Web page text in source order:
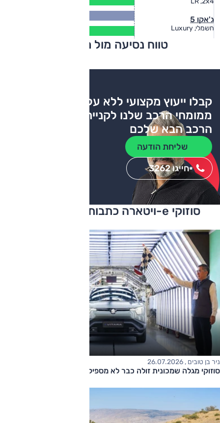
ג'אקו 5
חשמלי, Luxury
טווח נסיעה מול מתחרים
קבלו ייעוץ מקצועי ללא עלות
ממומחי הרכב שלנו לקניית
הרכב הבא שלכם
שליחת הודעה
חייגו 3262*
סוזוקי e-ויטארה כתבות ומבחני דרכים
ניר בן טובים , 26.07.2026
סוזוקי מגלה שמכונית זולה כבר לא מספיקה